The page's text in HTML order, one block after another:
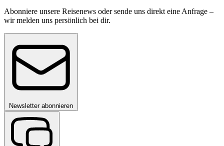
Abonniere unsere Reisenews oder sende uns direkt eine Anfrage –
wir melden uns persönlich bei dir.
Newsletter abonnieren